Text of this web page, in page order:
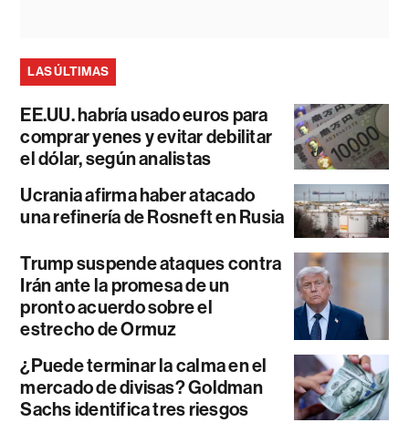
LAS ÚLTIMAS
EE.UU. habría usado euros para
comprar yenes y evitar debilitar
el dólar, según analistas
Ucrania afirma haber atacado
una refinería de Rosneft en Rusia
Trump suspende ataques contra
Irán ante la promesa de un
pronto acuerdo sobre el
estrecho de Ormuz
¿Puede terminar la calma en el
mercado de divisas? Goldman
Sachs identifica tres riesgos